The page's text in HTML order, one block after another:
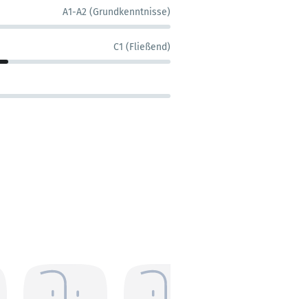
A1-A2 (Grundkenntnisse)
C1 (Fließend)